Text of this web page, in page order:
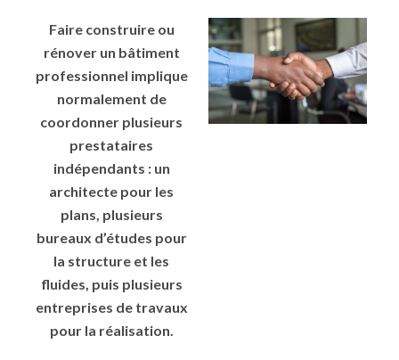
Faire construire ou
rénover un bâtiment
professionnel implique
normalement de
coordonner plusieurs
prestataires
indépendants : un
architecte pour les
plans, plusieurs
bureaux d’études pour
la structure et les
fluides, puis plusieurs
entreprises de travaux
pour la réalisation.